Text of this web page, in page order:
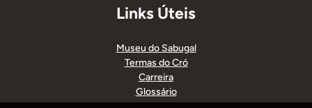
Links Úteis
Museu do Sabugal
Termas do Cró
Carreira
Glossário